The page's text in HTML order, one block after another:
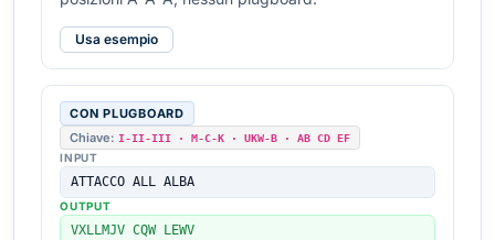
Usa esempio
CON PLUGBOARD
Chiave: I-II-III · M-C-K · UKW-B · AB CD EF
INPUT
ATTACCO ALL ALBA
OUTPUT
VXLLMJV CQW LEWV